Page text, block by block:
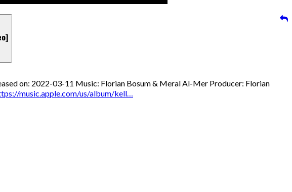
on: 2022-03-11 Music: Florian Bosum & Meral Al-Mer Producer: Florian
music.apple.com/us/album/kell…